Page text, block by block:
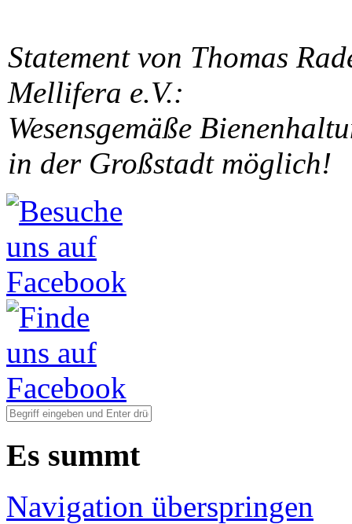
Statement von Thomas
Mellifera e.V.:
Wesensgemäße
in der Großstadt möglich!
Es summt
Navigation überspringen